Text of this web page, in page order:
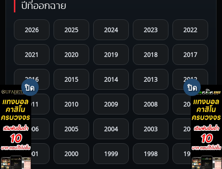
ปีที่ออกฉาย
2026 2025 2024 2023 2022
2021 2020 2019 2018 2017
2016 2015 2014 2013 2012
2011 2010 2009 2008 2007
2006 2005 2004 2003 2002
2001 2000 1999 1998 1997